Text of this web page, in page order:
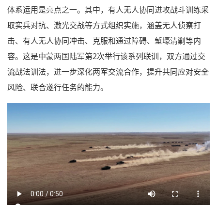
体系运用是亮点之一。其中，有人无人协同进攻战斗训练采
取实兵对抗、激光交战等方式组织实施，涵盖无人侦察打
击、有人无人协同冲击、克服和通过障碍、堑壕清剿等内
容。这是中蒙两国陆军第2次举行该系列联训，双方通过交
流战法训法，进一步深化两军交流合作，提升共同应对安全
风险、联合遂行任务的能力。